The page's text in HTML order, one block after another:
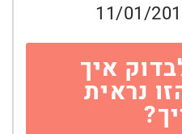
11/01/
איך
נראית